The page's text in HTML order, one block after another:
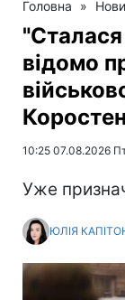
Головна »
відомо
10:25 07.08.2026
Уже
ЮЛІЯ